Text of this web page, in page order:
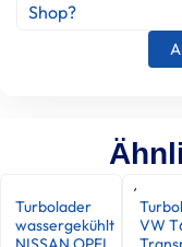
Shop?
Turbolader
wassergekühlt
VW